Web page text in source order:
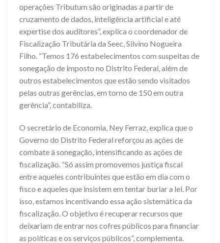
operações Tributum são originadas a partir de
cruzamento de dados, inteligência artificial e até
expertise dos auditores”, explica o coordenador de
Fiscalização Tributária da Seec, Silvino Nogueira
Filho. “Temos 176 estabelecimentos com suspeitas de
sonegação de imposto no Distrito Federal, além de
outros estabelecimentos que estão sendo visitados
pelas outras gerências, em torno de 150 em outra
gerência”, contabiliza.
O secretário de Economia, Ney Ferraz, explica que o
Governo do Distrito Federal reforçou as ações de
combate à sonegação, intensificando as ações de
fiscalização. “Só assim promovemos justiça fiscal
entre aqueles contribuintes que estão em dia com o
fisco e aqueles que insistem em tentar burlar a lei. Por
isso, estamos incentivando essa ação sistemática da
fiscalização. O objetivo é recuperar recursos que
deixariam de entrar nos cofres públicos para financiar
as políticas e os serviços públicos”, complementa.